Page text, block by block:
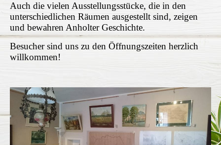
Auch die vielen Ausstellungsstücke, die in den
unterschiedlichen Räumen ausgestellt sind, zeigen
und bewahren Anholter Geschichte.
Besucher sind uns zu den Öffnungszeiten herzlich
willkommen!